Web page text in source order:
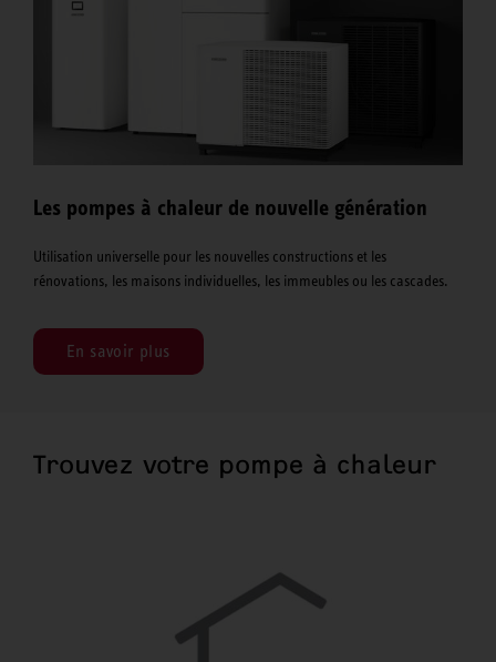
Les pompes à chaleur de nouvelle génération
Utilisation universelle pour les nouvelles constructions et les
rénovations, les maisons individuelles, les immeubles ou les cascades.
En savoir plus
Trouvez votre pompe à chaleur